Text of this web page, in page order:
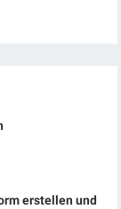
erstellen und